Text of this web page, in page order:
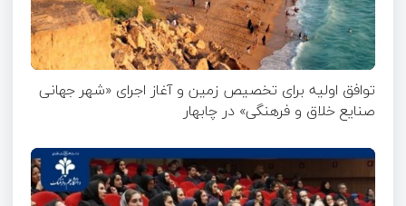
توافق اولیه برای تخصیص زمین و آغاز اجرای «شهر جهانی
صنایع خلاق و فرهنگی» در چابهار